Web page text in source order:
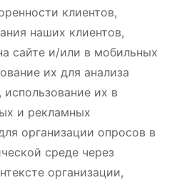
клиентов,
наших клиентов,
сайте и/или в мобильных
их для анализа
их в
и рекламных
организации опросов в
среде через
организации,